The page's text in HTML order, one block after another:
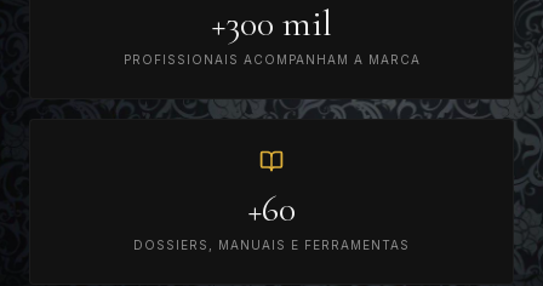
+300 mil
PROFISSIONAIS ACOMPANHAM A MARCA
+60
DOSSIERS, MANUAIS E FERRAMENTAS